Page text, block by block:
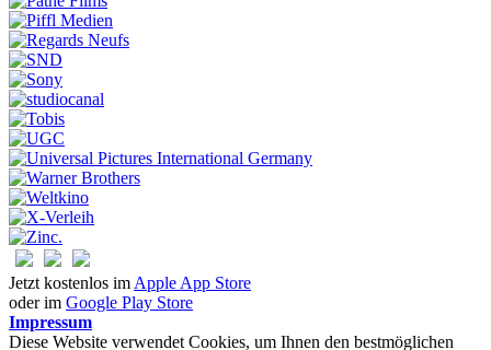
Jetzt kostenlos im Apple App Store
oder im Google Play Store
Impressum
Diese Website verwendet Cookies, um Ihnen den bestmöglichen